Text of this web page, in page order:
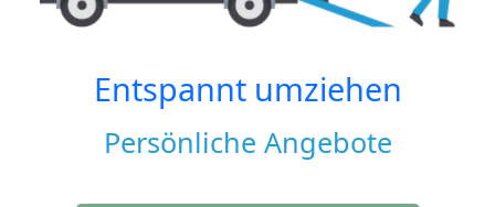
Entspannt umziehen
Persönliche Angebote